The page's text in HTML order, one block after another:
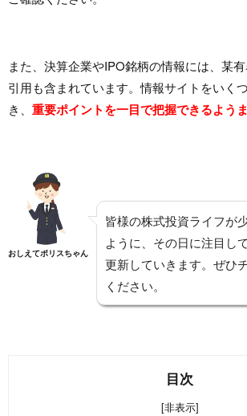
また、決算企業やIPO銘柄の情報には、某
引用も含まれています。情報サイトをいく
き、 重要ポイントを一目で把握できるよう
おしえてポリスちゃん
皆様の株式投資ライフが
ように、その日に注目し
更新していきます。ぜひ
ください。
目次
[非表示]